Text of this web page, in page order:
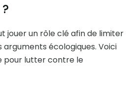
jouer un rôle clé afin de limiter
arguments écologiques. Voici
pour lutter contre le